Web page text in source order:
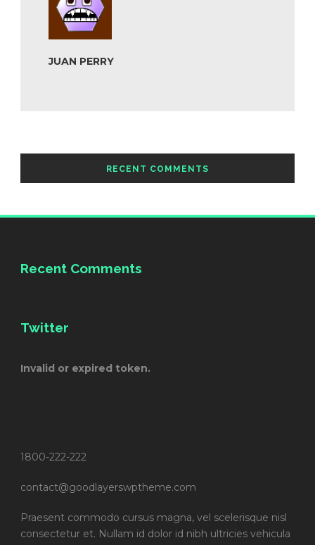
JUAN PERRY
RECENT COMMENTS
Recent Comments
Twitter
Invalid or expired token.
1800-222-222
contact@goodlayerswptheme.com
Praesent commodo cursus magna, vel scelerisque nisl
consectetur et. Nullam id dolor id nibh ultricies vehicula